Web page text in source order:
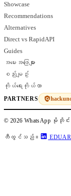
Showcase
Recommendations
Alternatives
Direct vs RapidAPI
Guides
အမေးအဖြေများ
စည်းမျဥ်း
ကိုယ်ရေးကိုယ်တာ
PARTNERS
© 2026 WhatsApp
တီထွင်သည်။